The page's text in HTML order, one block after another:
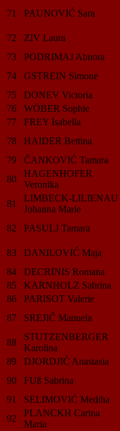
71
PAUNOVIĆ Sara
72 ZIV Laura
73
PODRIMAJ Abnora
74
GSTREIN Simone
75
DONEV Victoria
76
WÖBER Sophie
77
FREY Isabella
78
HAIDER Bettina
79
ČANKOVIĆ Tamara
80
HAGENHOFER
Veronika
81
LIMBECK-LILIENAU
Johanna Marie
82 PASULJ Tamara
83 DANILOVIĆ Maja
84
DECRINIS Romana
85
KARNHOLZ Sabrina
86
PARISOT Valerie
87
SREJIĆ Manuela
88
STUTZENBERGER
Karolina
89
DJORDJIĆ Anastasia
90
FUß Sabrina
91
SELIMOVIĆ Mediha
92
PLANCKH Carina
Maria